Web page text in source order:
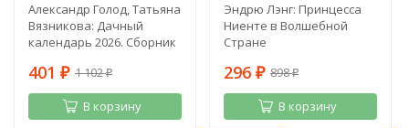
Александр Голод, Татьяна
Вязникова: Дачный
календарь 2026. Сборник
каждый день
401 ₽ 1 102₽
В корзину
Эндрю Лэнг: Принцесса
Ниенте в Волшебной
Стране
296 ₽ 898₽
В корзину